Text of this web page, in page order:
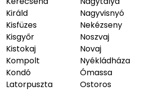
Királd
Kisfüzes
Kisgyőr
Kistokaj
Kompolt
Kondó
Latorpuszta
Nagyvisnyó
Nekézseny
Noszvaj
Novaj
Nyékládháza
Ómassa
Ostoros